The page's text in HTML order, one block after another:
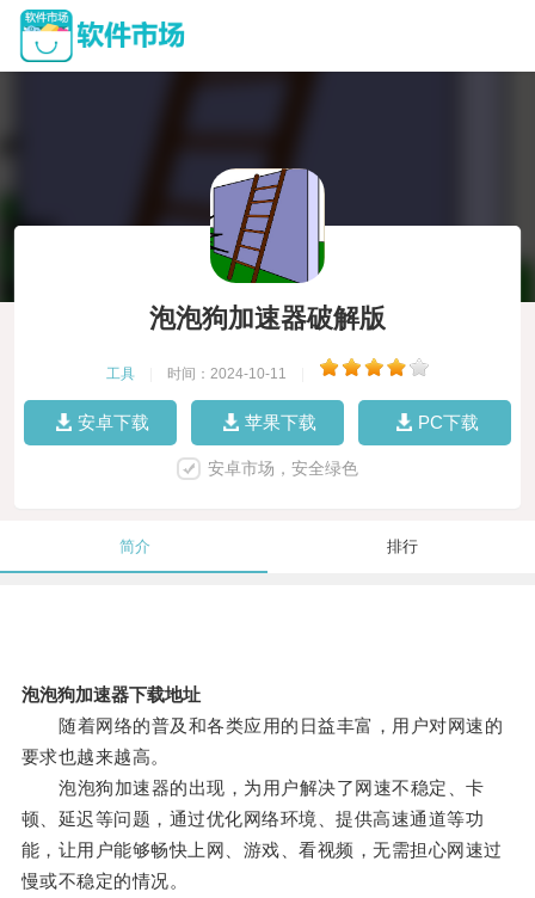
泡泡狗加速器破解版
工具 时间：2024-10-11
安卓下载 苹果下载 PC下载
安卓市场，安全绿色
简介 排行
泡泡狗加速器下载地址
随着网络的普及和各类应用的日益丰富，用户对网速的
要求也越来越高。
泡泡狗加速器的出现，为用户解决了网速不稳定、卡
顿、延迟等问题，通过优化网络环境、提供高速通道等功
能，让用户能够畅快上网、游戏、看视频，无需担心网速过
慢或不稳定的情况。